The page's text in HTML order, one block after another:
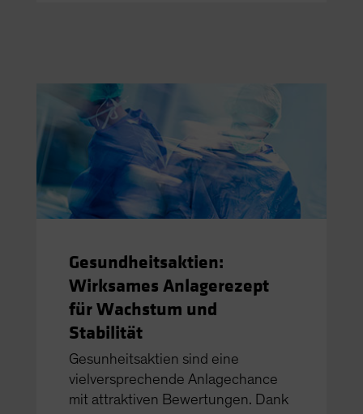
Gesundheitsaktien:
Wirksames Anlagerezept
für Wachstum und
Stabilität
Gesunheitsaktien sind eine
vielversprechende Anlagechance
mit attraktiven Bewertungen. Dank